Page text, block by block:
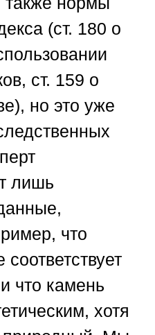
(ст. 180 о
ст. 159 о
но это уже
лишь
что
что камень
хотя